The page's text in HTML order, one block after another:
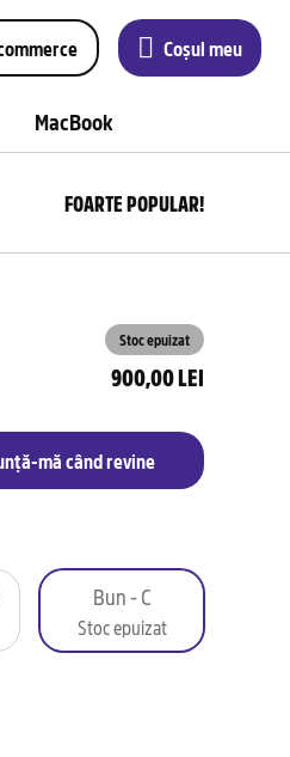
Coșul meu
MacBook
FOARTE POPULAR!
Stoc epuizat
900,00 LEI
mă când revine
Bun - C
Stoc epuizat